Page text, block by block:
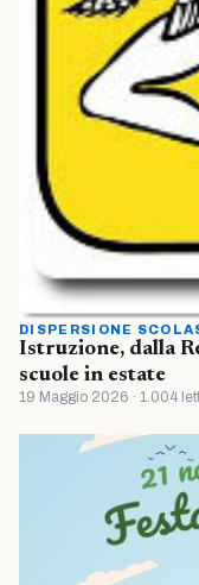
DISPERSIONE
Istruzione, dalla
scuole in estate
19 Maggio 2026 · 1.004